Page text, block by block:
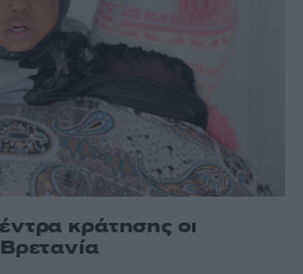
κράτησης οι